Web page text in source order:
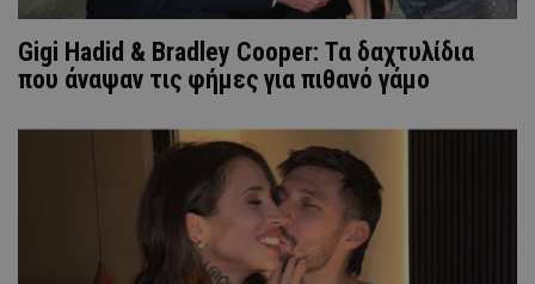
Gigi Hadid & Bradley Cooper: Τα δαχτυλίδια
που άναψαν τις φήμες για πιθανό γάμο